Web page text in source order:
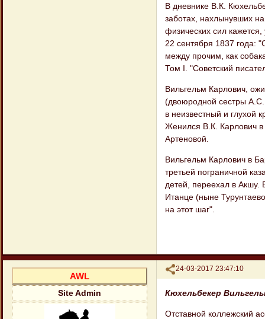
В дневнике В.К.
заботах, нахлынувших
физических сил
22 сентября 1837 года:
между прочим, как
Том I. "Советский
Вильгельм Карлович,
(двоюродной сестры А.С.
в неизвестный и глухой
Женился В.К. Карлович в
Артеновой.
Вильгельм Карлович в
третьей пограничной
детей, переехал в Акшу.
Итанце (ныне
на этот шаг".
Поделиться
24-03-2017 23:47:10
AWL
Site Admin Кюхельбекер
Отставной коллежский